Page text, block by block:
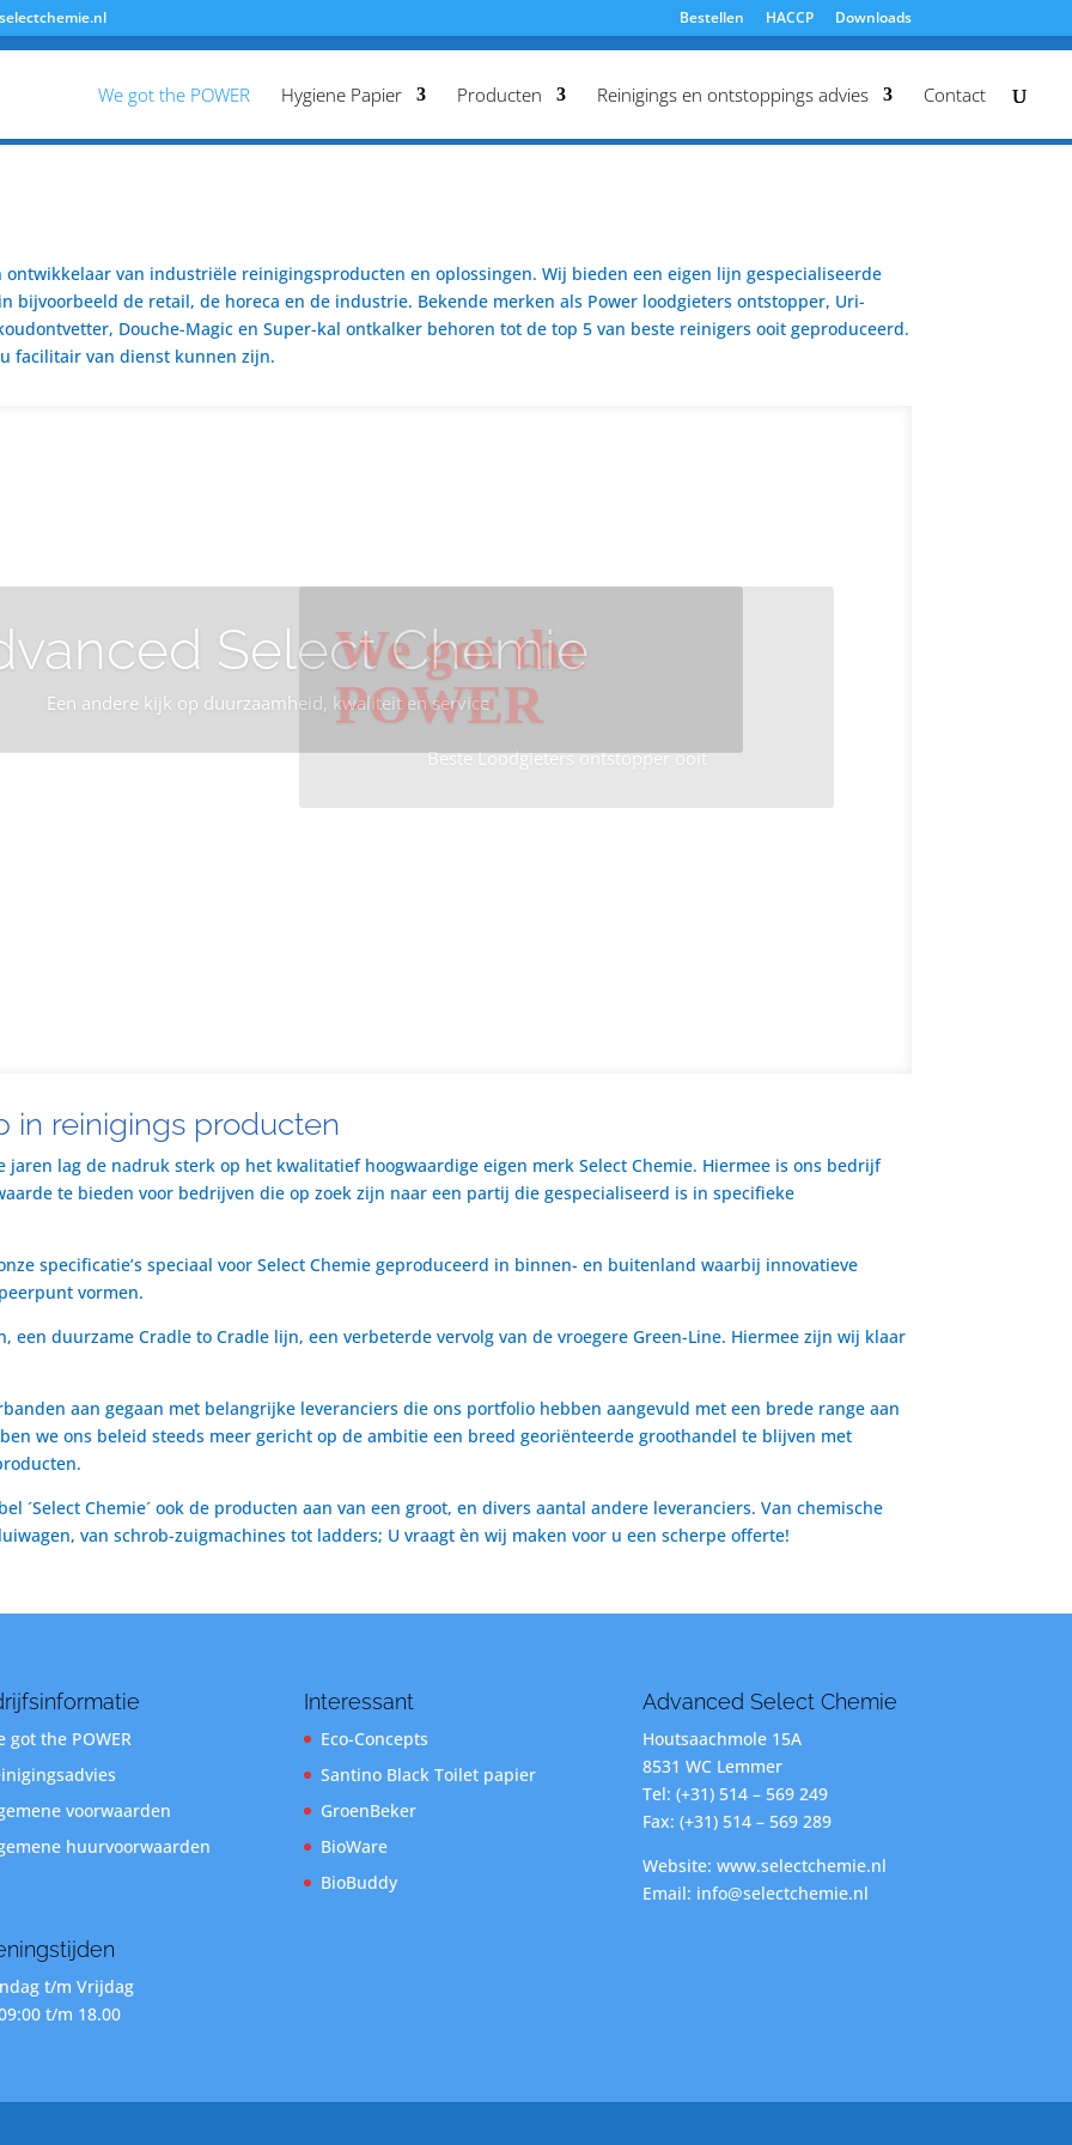
Bestellen HACCP Downloads
We got the POWER Hygiene Papier Producten Reinigings en ontstoppings advies Contact
ontwikkelaar van industriële reinigingsproducten en oplossingen. Wij bieden een eigen lijn gespecialiseerde
bijvoorbeeld de retail, de horeca en de industrie. Bekende merken als Power loodgieters ontstopper, Uri-
Douche-Magic en Super-kal ontkalker behoren tot de top 5 van beste reinigers ooit geproduceerd.
facilitair van dienst kunnen zijn.
Select Chemie
Een andere kijk op duurzaamheid, kwaliteit en service
We got the
POWER
Beste Loodgieters ontstopper ooit
in reinigings producten
jaren lag de nadruk sterk op het kwalitatief hoogwaardige eigen merk Select Chemie. Hiermee is ons bedrijf
te bieden voor bedrijven die op zoek zijn naar een partij die gespecialiseerd is in specifieke
specificatie’s speciaal voor Select Chemie geproduceerd in binnen- en buitenland waarbij innovatieve
vormen.
een duurzame Cradle to Cradle lijn, een verbeterde vervolg van de vroegere Green-Line. Hiermee zijn wij klaar
aan gegaan met belangrijke leveranciers die ons portfolio hebben aangevuld met een brede range aan
we ons beleid steeds meer gericht op de ambitie een breed georiënteerde groothandel te blijven met
´Select Chemie´ ook de producten aan van een groot, en divers aantal andere leveranciers. Van chemische
van schrob-zuigmachines tot ladders; U vraagt èn wij maken voor u een scherpe offerte!
got the POWER
voorwaarden
huurvoorwaarden
t/m Vrijdag
t/m 18.00
Interessant
Eco-Concepts
Santino Black Toilet papier
GroenBeker
BioWare
BioBuddy
Advanced Select Chemie
Houtsaachmole 15A
8531 WC Lemmer
Tel: (+31) 514 – 569 249
Fax: (+31) 514 – 569 289
Website: www.selectchemie.nl
Email: info@selectchemie.nl